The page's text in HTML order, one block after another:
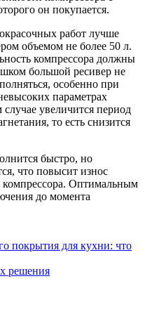
он покупается.
работ лучше
объемом не более 50 л.
компрессора должны
большой ресивер не
особенно при
параметрах
увеличится период
то есть снизится
быстро, но
что повысит износ
компрессора. Оптимальным
до момента
покрытия для кухни: что
решения